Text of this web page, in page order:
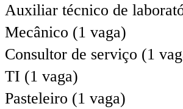
Auxiliar técnico de
Mecânico (1 vaga)
Consultor de serviço (1
TI (1 vaga)
Pasteleiro (1 vaga)